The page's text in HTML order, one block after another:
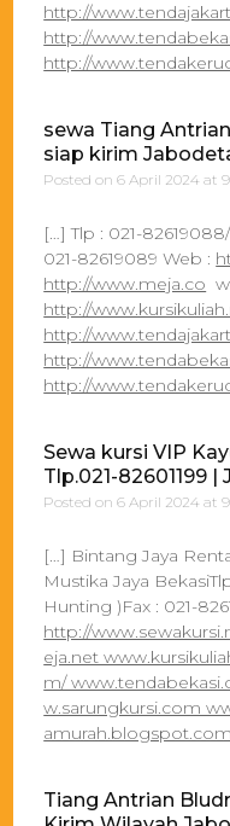
http://
http://
http://
sewa Tiang
siap kirim
Posted on6 April 2024 at
[…] Tlp : 021-
021-82619089 Web :
http://www.meja.co
http://
http://
http://
http://
Sewa kursi VIP
Tlp.021-82601199
Posted on6 April 2024 at
[…] Bintang Jaya
Mustika Jaya
Hunting )Fax : 021-
http://
eja.net
m/
w.sarungkursi.com
Tiang Antrian